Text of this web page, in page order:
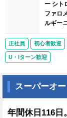
ー シト
ファロ
ルギー
正社員 初心者歓迎
U・Iターン歓迎
スーパーオ
年間休日116日